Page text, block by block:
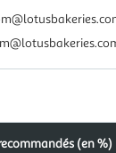
(en %)